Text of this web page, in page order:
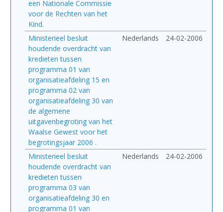
een Nationale Commissie
voor de Rechten van het
Kind.
Ministerieel besluit
houdende overdracht van
kredieten tussen
programma 01 van
organisatieafdeling 15 en
programma 02 van
organisatieafdeling 30 van
de algemene
uitgavenbegroting van het
Waalse Gewest voor het
begrotingsjaar 2006 .
Nederlands 24-02-2006
Ministerieel besluit
houdende overdracht van
kredieten tussen
programma 03 van
organisatieafdeling 30 en
programma 01 van
Nederlands 24-02-2006